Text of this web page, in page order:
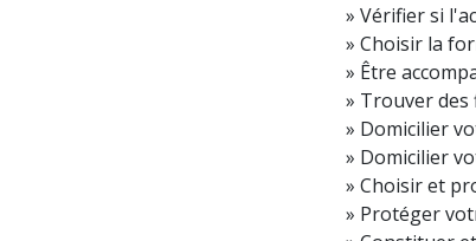
Vérifier si
Choisir la
Être
Trouver des
Domicilier
Domicilier
Choisir et
Protéger